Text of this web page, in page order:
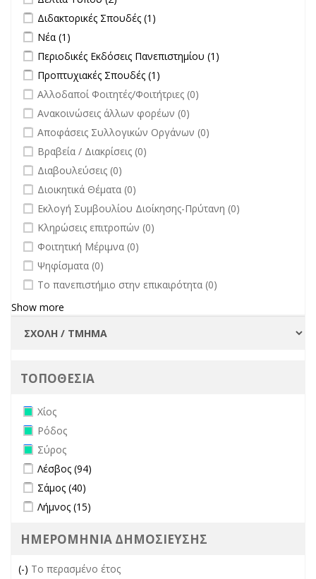
Apply Διδακτορικές Σπουδές filter
Διδακτορικές Σπουδές (1)
Apply Νέα filter
Νέα (1)
Apply Περιοδικές Εκδόσεις Πανεπιστημίου filter
Περιοδικές Εκδόσεις Πανεπιστημίου (1)
Apply Προπτυχιακές Σπουδές filter
Προπτυχιακές Σπουδές (1)
undefined
Αλλοδαποί Φοιτητές/Φοιτήτριες (0)
undefined
Ανακοινώσεις άλλων φορέων (0)
undefined
Αποφάσεις Συλλογικών Οργάνων (0)
undefined
Βραβεία / Διακρίσεις (0)
undefined
Διαβουλεύσεις (0)
undefined
Διοικητικά Θέματα (0)
undefined
Εκλογή Συμβουλίου Διοίκησης-Πρύτανη (0)
undefined
Κληρώσεις επιτροπών (0)
undefined
Φοιτητική Μέριμνα (0)
undefined
Ψηφίσματα (0)
undefined
Το πανεπιστήμιο στην επικαιρότητα (0)
Show more
ΤΟΠΟΘΕΣΙΑ
Remove Χίος filter
Χίος
Remove Ρόδος filter
Ρόδος
Remove Σύρος filter
Σύρος
Apply Λέσβος filter
Λέσβος (94)
Apply Σάμος filter
Σάμος (40)
Apply Λήμνος filter
Λήμνος (15)
ΗΜΕΡΟΜΗΝΙΑ ΔΗΜΟΣΙΕΥΣΗΣ
(-) Remove Το περασμένο έτος filter
Το περασμένο έτος